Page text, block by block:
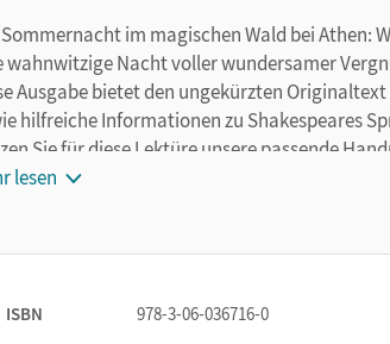
im magischen Wald bei Athen:
wahnwitzige Nacht voller wundersamer
Ausgabe bietet den ungekürzten
hilfreiche Informationen zu Shakespeares
Sie für diese Lektüre unsere passende
lesen
ISBN
978-3-06-036716-0